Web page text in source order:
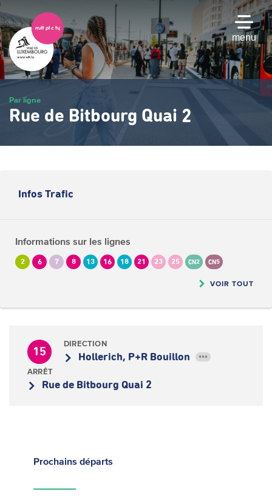
Passer
au
contenu
principal
menu
Par ligne
Rue de Bitbourg Quai 2
Infos Trafic
Informations sur les lignes
2 6 7 8 13 16 18 21 23 25 CN2 CN5
VOIR TOUT
15
DIRECTION
Hollerich, P+R Bouillon •••
ARRÊT
Rue de Bitbourg Quai 2
Prochains départs